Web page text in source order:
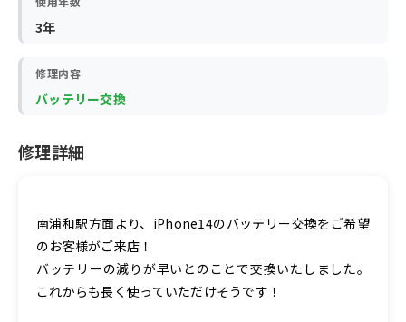
3年
修理内容
バッテリー交換
修理詳細
南浦和駅方面より、iPhone14のバッテリー交換をご希望
のお客様がご来店！
バッテリーの減りが早いとのことで交換いたしました。
これからも長く使っていただけそうです！